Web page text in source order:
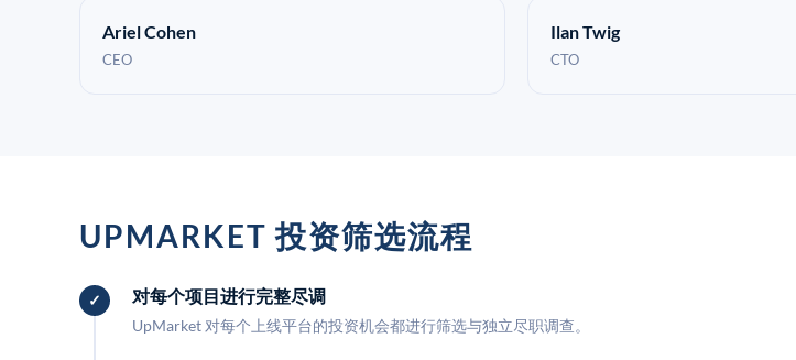
Ariel Cohen
CEO
Ilan Twig
CTO
UPMARKET 投资筛选流程
对每个项目进行完整尽调
UpMarket 对每个上线平台的投资机会都进行筛选与独立尽职调查。